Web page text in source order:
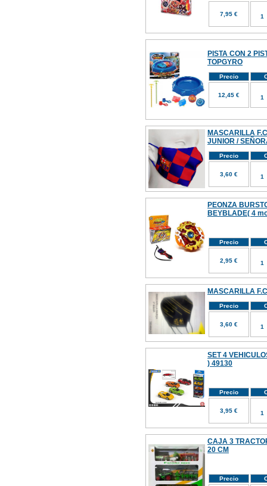
7,95 €
PISTA CON 2
TOPGYRO
Precio
12,45 €
MASCARILLA
JUNIOR /
Precio
3,60 €
PEONZA
BEYBLADE( 4
Precio
2,95 €
MASCARILLA
Precio
3,60 €
SET 4
) 49130
Precio
3,95 €
CAJA 3
20 CM
Precio